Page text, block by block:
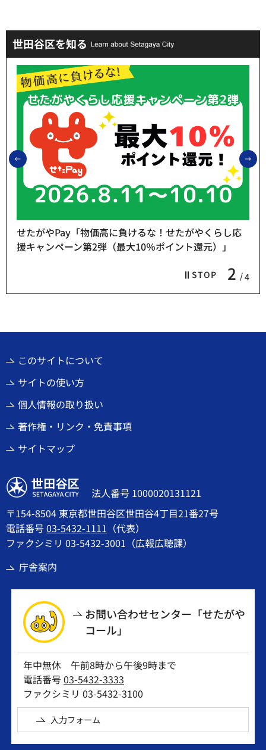
世田谷区を知る
前のスライドを表示
STOP 2 4
せたがやPay「物価高に負けるな！せたがやくらし応
援キャンペーン第2弾（最大10％ポイント還元）」
このサイトについて
サイトの使い方
個人情報の取り扱い
著作権・リンク・免責事項
サイトマップ
世田谷区
法人番号 1000020131121
〒154-8504 東京都世田谷区世田谷4丁目21番27号
電話番号03-5432-1111 （代表）
ファクシミリ 03-5432-3001（広報広聴課）
庁舎案内
お問い合わせセンター「せたがや
コール」
年中無休 午前8時から午後9時まで
電話番号03-5432-3333
ファクシミリ 03-5432-3100
入力フォーム